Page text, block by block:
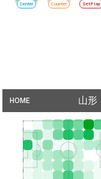
SetPlay
Counter
Center
HOME 山形